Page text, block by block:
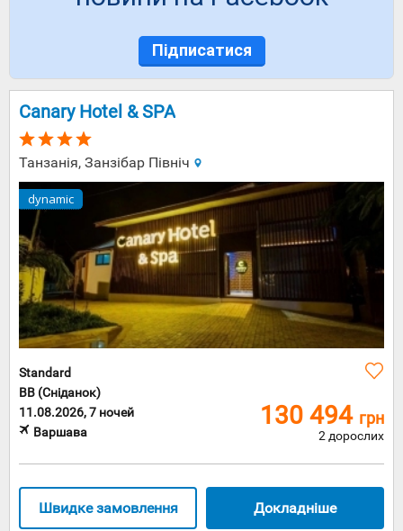
Підписатися
Canary Hotel & SPA
Танзанія, Занзібар Північ
dynamic
Standard
BB (Сніданок)
11.08.2026, 7 ночей
Варшава
130 494 грн
2 дорослих
Докладніше
Швидке замовлення